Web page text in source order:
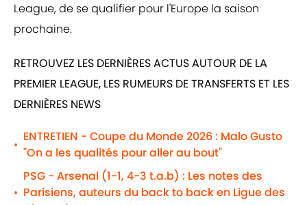
League, de se qualifier pour l'Europe la saison
prochaine.
RETROUVEZ LES DERNIÈRES ACTUS AUTOUR DE LA
PREMIER LEAGUE, LES RUMEURS DE TRANSFERTS ET LES
DERNIÈRES NEWS
•
ENTRETIEN - Coupe du Monde 2026 : Malo Gusto
"On a les qualités pour aller au bout"
•
PSG - Arsenal (1-1, 4-3 t.a.b) : Les notes des
Parisiens, auteurs du back to back en Ligue des